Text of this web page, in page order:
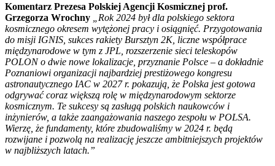
Komentarz Prezesa Polskiej Agencji Kosmicznej prof.
Grzegorza Wrochny
„Rok 2024 był dla polskiego sektora
kosmicznego okresem wytężonej pracy i osiągnięć. Przygotowania
do misji IGNIS, sukces rakiety Bursztyn 2K, liczne współprace
międzynarodowe w tym z JPL, rozszerzenie sieci teleskopów
POLON o dwie nowe lokalizacje, przyznanie Polsce – a dokładnie
Poznaniowi organizacji najbardziej prestiżowego kongresu
astronautycznego IAC w 2027 r. pokazują, że Polska jest gotowa
odgrywać coraz większą rolę w międzynarodowym sektorze
kosmicznym. Te sukcesy są zasługą polskich naukowców i
inżynierów, a także zaangażowania naszego zespołu w POLSA.
Wierzę, że fundamenty, które zbudowaliśmy w 2024 r. będą
rozwijane i pozwolą na realizację jeszcze ambitniejszych projektów
w najbliższych latach.”